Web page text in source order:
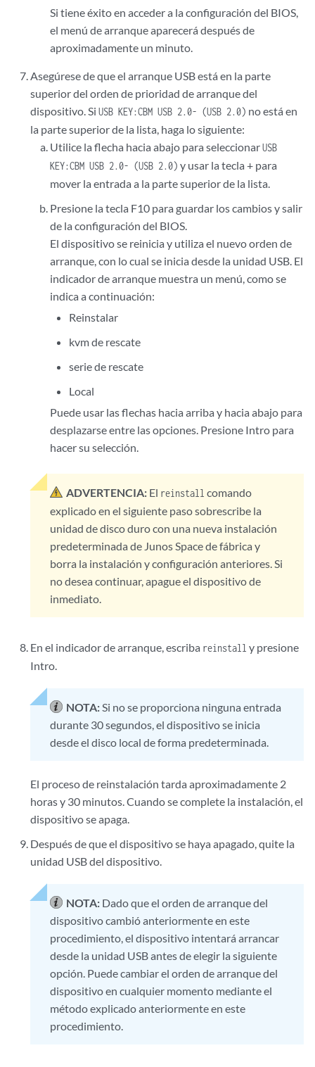
Si tiene éxito en acceder a la configuración del BIOS,
el menú de arranque aparecerá después de
aproximadamente un minuto.
Asegúrese de que el arranque USB está en la parte
superior del orden de prioridad de arranque del
dispositivo. SiUSB KEY:CBM USB 2.0- (USB 2.0) no está en
la parte superior de la lista, haga lo siguiente:
Utilice la flecha hacia abajo para seleccionarUSB
KEY:CBM USB 2.0- (USB 2.0) y usar la tecla + para
mover la entrada a la parte superior de la lista.
Presione la tecla F10 para guardar los cambios y salir
de la configuración del BIOS.
El dispositivo se reinicia y utiliza el nuevo orden de
arranque, con lo cual se inicia desde la unidad USB. El
indicador de arranque muestra un menú, como se
indica a continuación:
Reinstalar
kvm de rescate
serie de rescate
Local
Puede usar las flechas hacia arriba y hacia abajo para
desplazarse entre las opciones. Presione Intro para
hacer su selección.
ADVERTENCIA: El reinstall comando
explicado en el siguiente paso sobrescribe la
unidad de disco duro con una nueva instalación
predeterminada de Junos Space de fábrica y
borra la instalación y configuración anteriores. Si
no desea continuar, apague el dispositivo de
inmediato.
En el indicador de arranque, escriba reinstall y presione
Intro.
NOTA:Si no se proporciona ninguna entrada
durante 30 segundos, el dispositivo se inicia
desde el disco local de forma predeterminada.
El proceso de reinstalación tarda aproximadamente 2
horas y 30 minutos. Cuando se complete la instalación, el
dispositivo se apaga.
Después de que el dispositivo se haya apagado, quite la
unidad USB del dispositivo.
NOTA: Dado que el orden de arranque del
dispositivo cambió anteriormente en este
procedimiento, el dispositivo intentará arrancar
desde la unidad USB antes de elegir la siguiente
opción. Puede cambiar el orden de arranque del
dispositivo en cualquier momento mediante el
método explicado anteriormente en este
procedimiento.